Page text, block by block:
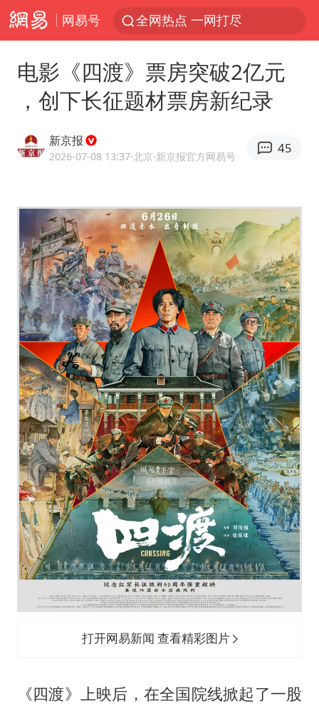
网易号 全网热点 一网打尽
电影《四渡》票房突破2亿元
，创下长征题材票房新纪录
新京报
2026-07-08 13:37·北京·新京报官方网易号
45
打开网易新闻 查看精彩图片
《四渡》上映后，在全国院线掀起了一股